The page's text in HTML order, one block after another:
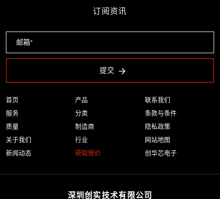
首页
服务
质量
关于我们
新闻动态
产品
分类
制造商
行业
获取报价
联系我们
条款与条件
隐私政策
网站地图
创华芯电子
订阅资讯
提交
深圳创实技术有限公司